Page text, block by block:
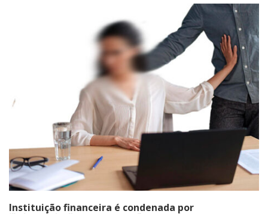
Instituição financeira é condenada por